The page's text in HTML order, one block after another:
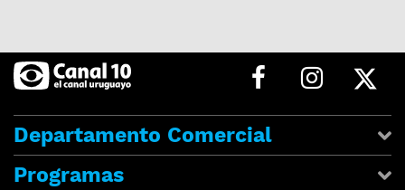
Departamento Comercial
Programas